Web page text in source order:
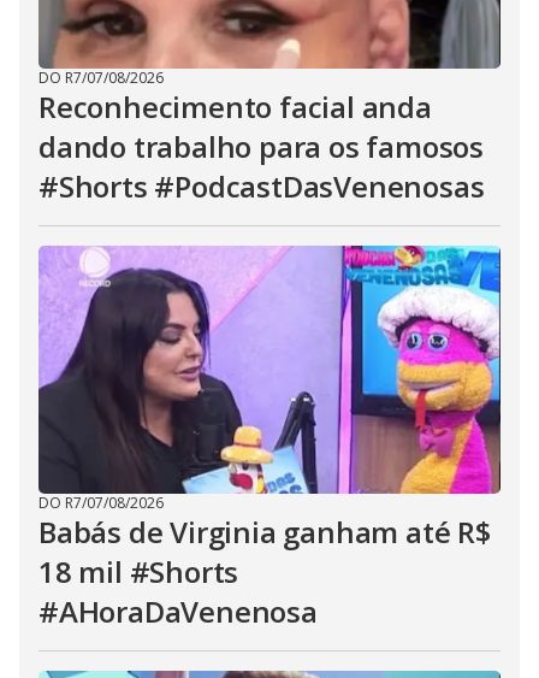
DO R7/07/08/2026
Reconhecimento facial anda
dando trabalho para os famosos
#Shorts #PodcastDasVenenosas
DO R7/07/08/2026
Babás de Virginia ganham até R$
18 mil #Shorts
#AHoraDaVenenosa